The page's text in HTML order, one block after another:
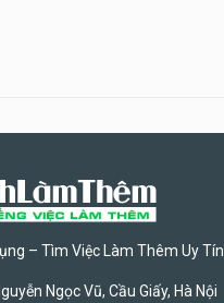
– Tìm Việc Làm Thêm Uy Tín
Ngọc Vũ, Cầu Giấy, Hà Nội